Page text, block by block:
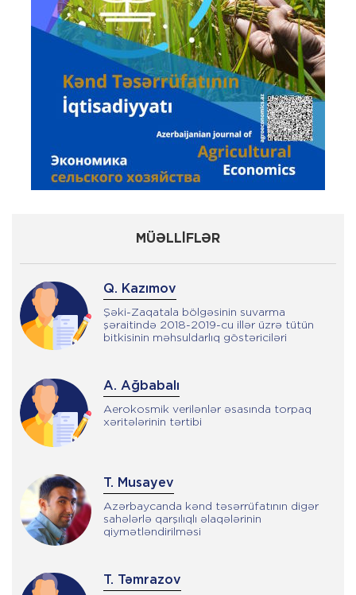
MÜƏLLİFLƏR
Q. Kazımov
Şəki-Zaqatala bölgəsinin suvarma
şəraitində 2018-2019-cu illər üzrə tütün
bitkisinin məhsuldarlıq göstəriciləri
A. Ağbabalı
Aerokosmik verilənlər əsasında torpaq
xəritələrinin tərtibi
T. Musayev
Azərbaycanda kənd təsərrüfatının digər
sahələrlə qarşılıqlı əlaqələrinin
qiymətləndirilməsi
T. Təmrazov